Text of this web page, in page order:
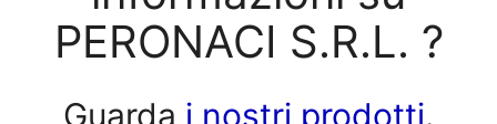
PERONACI S.R.L. ?
Guarda i nostri prodotti.